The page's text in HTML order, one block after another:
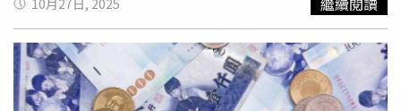
臥病在床，夫妻生活難以自理。老倆口曾多次與子女協商，
希望增加贍養費以聘請護工，或由子女輪流照顧，但均未得
到回應，最終不得不訴諸法律。考量原告年邁行動不便，法
院特別將庭審地點設於村內公共廣場。庭審中，法官指出，
依《民法典》規定，成年子女有依法履行贍養、扶助及保護